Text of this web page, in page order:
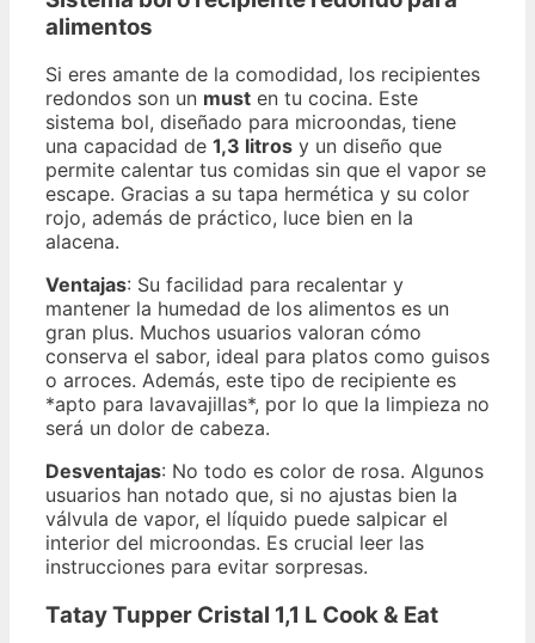
alimentos
Si eres amante de la comodidad, los recipientes
redondos son un must en tu cocina. Este
sistema bol, diseñado para microondas, tiene
una capacidad de 1,3 litros y un diseño que
permite calentar tus comidas sin que el vapor se
escape. Gracias a su tapa hermética y su color
rojo, además de práctico, luce bien en la
alacena.
Ventajas: Su facilidad para recalentar y
mantener la humedad de los alimentos es un
gran plus. Muchos usuarios valoran cómo
conserva el sabor, ideal para platos como guisos
o arroces. Además, este tipo de recipiente es
*apto para lavavajillas*, por lo que la limpieza no
será un dolor de cabeza.
Desventajas: No todo es color de rosa. Algunos
usuarios han notado que, si no ajustas bien la
válvula de vapor, el líquido puede salpicar el
interior del microondas. Es crucial leer las
instrucciones para evitar sorpresas.
Tatay Tupper Cristal 1,1 L Cook & Eat